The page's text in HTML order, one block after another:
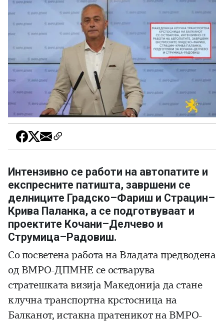
Интензивно се работи на автопатите и
експресните патишта, завршени се
делниците Градско–Фариш и Страцин–
Крива Паланка, а се подготвуваат и
проектите Кочани–Делчево и
Струмица–Радовиш.
Со посветена работа на Владата предводена
од ВМРО-ДПМНЕ се остварува
стратешката визија Македонија да стане
клучна транспортна крстосница на
Балканот, истакна пратеникот на ВМРО-